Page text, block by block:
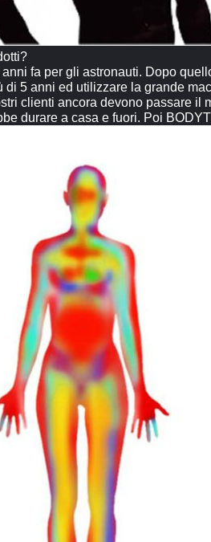
fa per gli astronauti. Dopo
5 anni ed utilizzare la grande
clienti ancora devono passare il
durare a casa e fuori. Poi